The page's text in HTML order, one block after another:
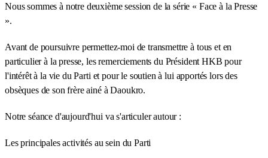
Nous sommes à notre deuxième session de la série « Face à la Presse
».
Avant de poursuivre permettez-moi de transmettre à tous et en
particulier à la presse, les remerciements du Président HKB pour
l'intérêt à la vie du Parti et pour le soutien à lui apportés lors des
obsèques de son frère ainé à Daoukro.
Notre séance d'aujourd'hui va s'articuler autour :
Les principales activités au sein du Parti